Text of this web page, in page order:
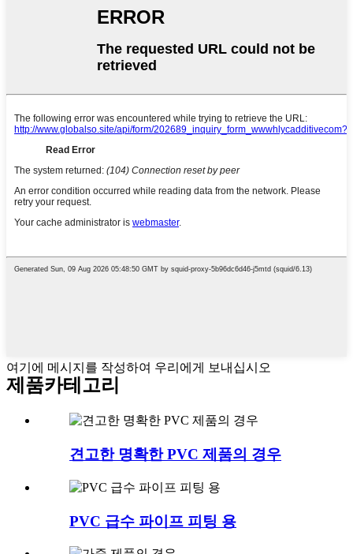
여기에 메시지를 작성하여 우리에게 보내십시오
제품카테고리
견고한 명확한 PVC 제품의 경우
PVC 급수 파이프 피팅 용